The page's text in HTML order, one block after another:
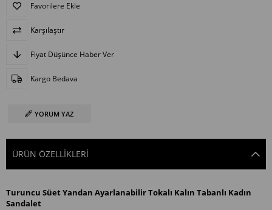
Favorilere Ekle
Karşılaştır
Fiyat Düşünce Haber Ver
Kargo Bedava
YORUM YAZ
ÜRÜN ÖZELLIKLERI
Turuncu Süet Yandan Ayarlanabilir Tokalı Kalın Tabanlı Kadın
Sandalet